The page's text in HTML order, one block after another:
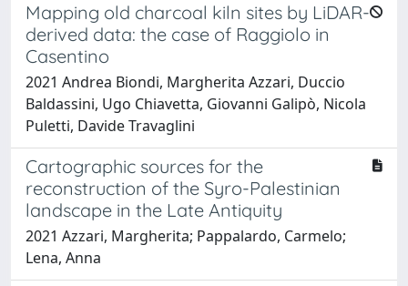
Mapping old charcoal kiln sites by LiDAR-
derived data: the case of Raggiolo in
Casentino
2021 Andrea Biondi, Margherita Azzari, Duccio
Baldassini, Ugo Chiavetta, Giovanni Galipò, Nicola
Puletti, Davide Travaglini
Cartographic sources for the
reconstruction of the Syro-Palestinian
landscape in the Late Antiquity
2021 Azzari, Margherita; Pappalardo, Carmelo;
Lena, Anna